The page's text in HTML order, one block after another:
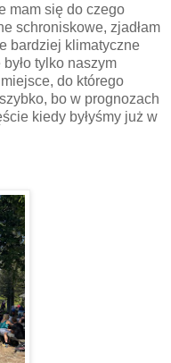
mam się do czego
schroniskowe, zjadłam
bardziej klimatyczne
tylko naszym
do którego
bo w prognozach
kiedy byłyśmy już w